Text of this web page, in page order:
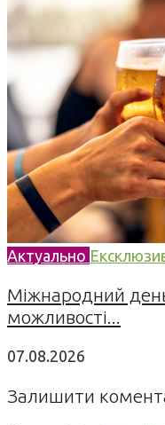
Актуально
Міжнародний
можливості...
07.08.2026
Залишити